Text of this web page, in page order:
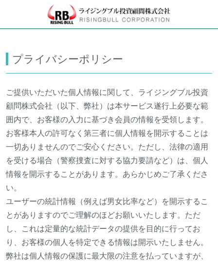
プライバシーポリシー
ご提供いただいた個人情報に関して、ライジングブル投資
顧問株式会社（以下、弊社）は本サービス遂行上必要な範
囲内で、お客様の入力に基づき会員の情報を受領します。
お客様本人の許可なく第三者に個人情報を開示することは
一切ありませんのでご安心ください。ただし、法律の適用
を受ける場合（警察捜査に対する協力要請など）は、個人
情報を開示することがあります。あらかじめご了承くださ
い。
ユーザーの統計情報（例えば男女比率など）を開示するこ
とがありますのでご理解のほどお願いいたします。ただ
し、これは定量的な統計データの提供を目的に行ってお
り、お客様の個人を特定できる情報は開示いたしません。
弊社は個人情報の保護に最大限の注意を払っていますが、